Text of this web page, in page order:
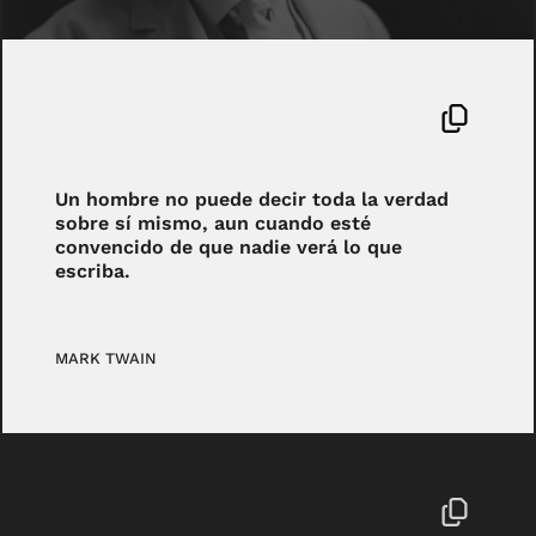
Un hombre no puede decir toda la verdad
sobre sí mismo, aun cuando esté
convencido de que nadie verá lo que
escriba.
MARK TWAIN